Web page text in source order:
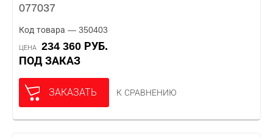
077037
Код товара — 350403
ЦЕНА
234 360 РУБ.
ПОД ЗАКАЗ
ЗАКАЗАТЬ К СРАВНЕНИЮ